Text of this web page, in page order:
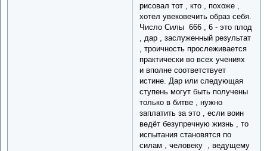
рисовал тот , кто , похоже ,
хотел увековечить образ себя.
Число Силы 666 , 6 - это плод
, дар , заслуженный результат
, троичность прослеживается
практически во всех учениях
и вполне соответствует
истине. Дар или следующая
ступень могут быть получены
только в битве , нужно
заплатить за это , если воин
ведёт безупречную жизнь , то
испытания становятся по
силам , человеку , ведущему